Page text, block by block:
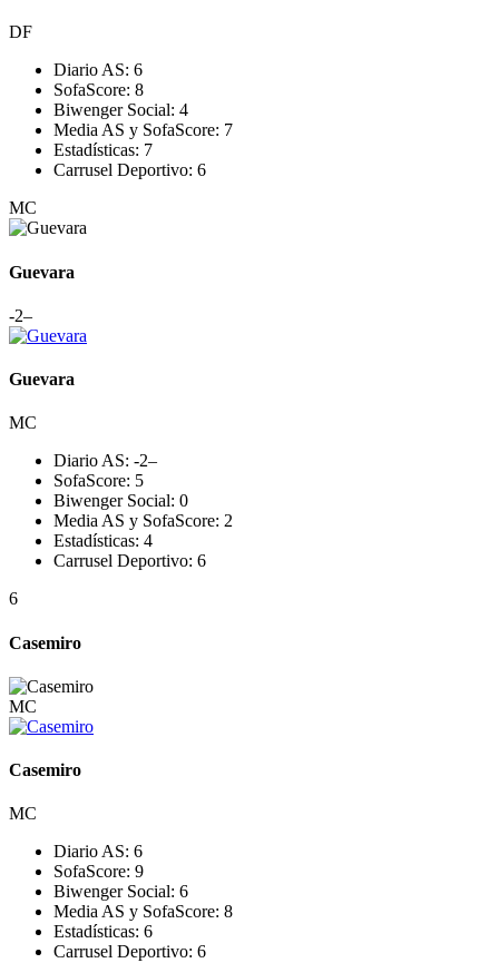
DF
Diario AS: 6
SofaScore: 8
Biwenger Social: 4
Media AS y SofaScore: 7
Estadísticas: 7
Carrusel Deportivo: 6
MC
Guevara
-2–
Guevara
MC
Diario AS: -2–
SofaScore: 5
Biwenger Social: 0
Media AS y SofaScore: 2
Estadísticas: 4
Carrusel Deportivo: 6
6
Casemiro
MC
Casemiro
MC
Diario AS: 6
SofaScore: 9
Biwenger Social: 6
Media AS y SofaScore: 8
Estadísticas: 6
Carrusel Deportivo: 6